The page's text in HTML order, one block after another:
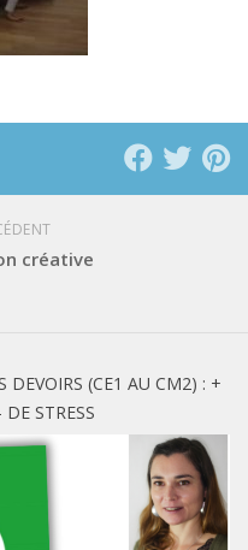
créative
DEVOIRS (CE1 AU CM2) : +
STRESS